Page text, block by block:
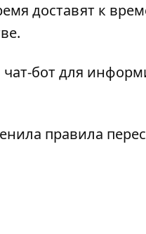
доставят к
бот для
правила